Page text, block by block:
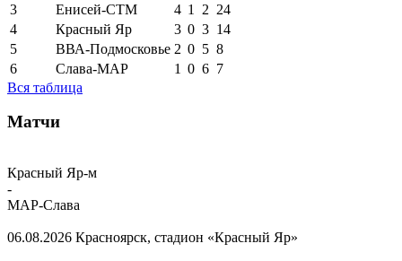
3
Енисей-СТМ 4 1 2 24
4
Красный Яр 3 0 3 14
5
ВВА-Подмосковье 2 0 5 8
6
Слава-МАР 1 0 6 7
Вся таблица
Матчи
Красный Яр-м
-
МАР-Слава
06.08.2026 Красноярск, стадион «Красный Яр»